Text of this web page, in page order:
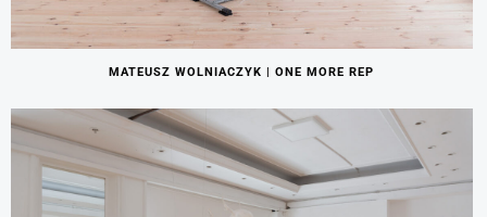
MATEUSZ WOLNIACZYK | ONE MORE REP